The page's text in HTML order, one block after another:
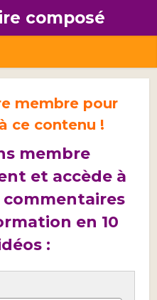
composé
membre pour
ce contenu !
membre
et accède à
commentaires
en 10
: